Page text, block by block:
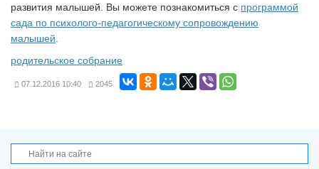
развития малышей. Вы можете познакомиться с программой
сада по психолого-педагогическому сопровождению
малышей
родительское собрание
07.12.2016 10:40 2045